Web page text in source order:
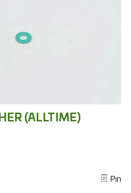
(ALLTIME)
Pin